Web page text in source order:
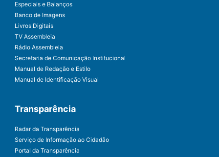
Especiais e Balanços
Banco de Imagens
Livros Digitais
TV Assembleia
Rádio Assembleia
Secretaria de Comunicação Institucional
Manual de Redação e Estilo
Manual de Identificação Visual
Transparência
Radar da Transparência
Serviço de Informação ao Cidadão
Portal da Transparência